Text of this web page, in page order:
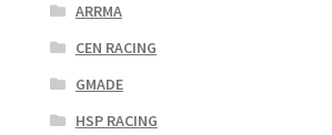
ARRMA
CEN RACING
GMADE
HSP RACING